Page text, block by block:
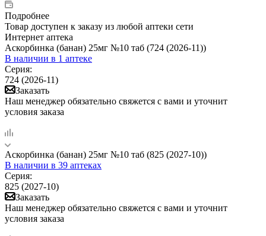
Подробнее
Товар доступен к заказу из любой аптеки сети
Интернет аптека
Аскорбинка (банан) 25мг №10 таб (724 (2026-11))
В наличии в 1 аптеке
Серия:
724 (2026-11)
Заказать
Наш менеджер обязательно свяжется с вами и уточнит
условия заказа
Аскорбинка (банан) 25мг №10 таб (825 (2027-10))
В наличии в 39 аптеках
Серия:
825 (2027-10)
Заказать
Наш менеджер обязательно свяжется с вами и уточнит
условия заказа